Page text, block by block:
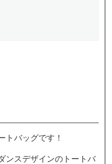
トバッグです！
ンスデザインのトートバ